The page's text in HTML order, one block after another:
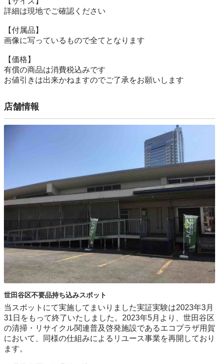
詳細は現地でご確認ください
【付属品】
画像に写っているもので全てとなります
【価格】
有償の商品は消費税込みです
お値引きは出来かねますのでご了承をお願いします
店舗情報
世田谷区不要品持ち込みスポット
当スポットにて実施してまいりました実証実験は2023年3月
31日をもって終了いたしました。2023年5月より、世田谷区
の清掃・リサイクル関連普及啓発施設であるエコプラザ用賀
において、同様の仕組みによるリユース事業を再開しており
ます。